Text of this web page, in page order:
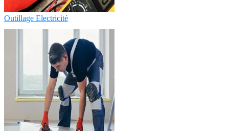
Outillage Electricité